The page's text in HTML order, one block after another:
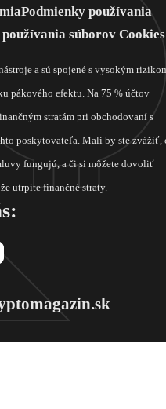
Podmienky používania
súborov Cookies
a sú spojené s vysokým
pákového efektu. Na 75 % účtov
stratám pri obchodovaní s
poskytovateľa. Mali by ste zvážiť,
fungujú, a či si môžete dovoliť
utrpíte finančné straty.